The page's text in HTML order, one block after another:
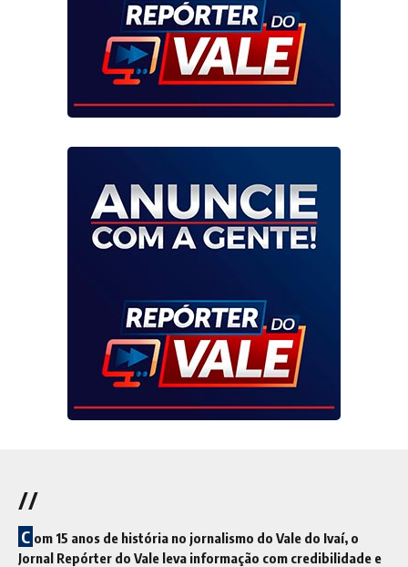
//
C om 15 anos de história no jornalismo do Vale do Ivaí, o
Jornal Repórter do Vale leva informação com credibilidade e